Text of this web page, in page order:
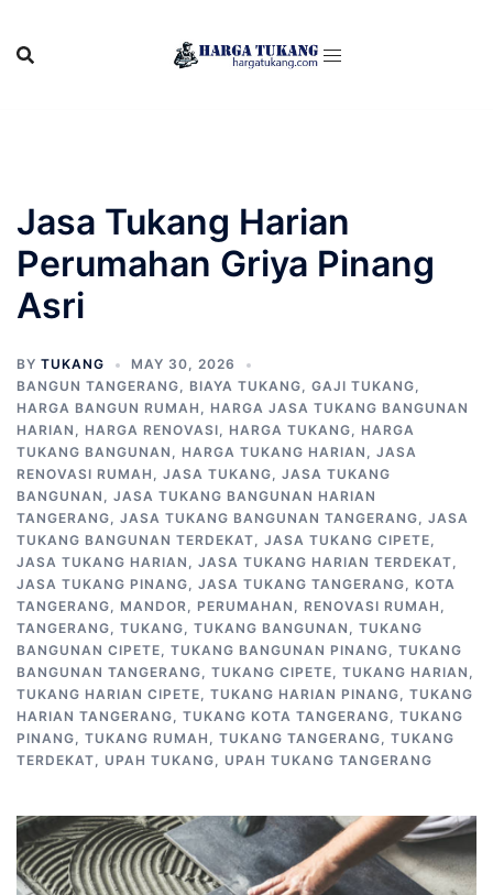
content
Jasa Tukang Harian
Perumahan Griya Pinang
Asri
BY TUKANG
MAY 30, 2026
BANGUN TANGERANG, BIAYA TUKANG, GAJI TUKANG,
HARGA BANGUN RUMAH , HARGA JASA TUKANG BANGUNAN
HARIAN , HARGA RENOVASI, HARGA TUKANG, HARGA
TUKANG BANGUNAN , HARGA TUKANG HARIAN , JASA
RENOVASI RUMAH , JASA TUKANG, JASA TUKANG
BANGUNAN , JASA TUKANG BANGUNAN HARIAN
TANGERANG, JASA TUKANG BANGUNAN TANGERANG, JASA
TUKANG BANGUNAN TERDEKAT, JASA TUKANG CIPETE,
JASA TUKANG HARIAN , JASA TUKANG HARIAN TERDEKAT,
JASA TUKANG PINANG, JASA TUKANG TANGERANG, KOTA
TANGERANG, MANDOR, PERUMAHAN , RENOVASI RUMAH ,
TANGERANG, TUKANG, TUKANG BANGUNAN , TUKANG
BANGUNAN CIPETE, TUKANG BANGUNAN PINANG, TUKANG
BANGUNAN TANGERANG, TUKANG CIPETE, TUKANG HARIAN ,
TUKANG HARIAN CIPETE, TUKANG HARIAN PINANG, TUKANG
HARIAN TANGERANG, TUKANG KOTA TANGERANG, TUKANG
PINANG, TUKANG RUMAH , TUKANG TANGERANG, TUKANG
TERDEKAT, UPAH TUKANG, UPAH TUKANG TANGERANG